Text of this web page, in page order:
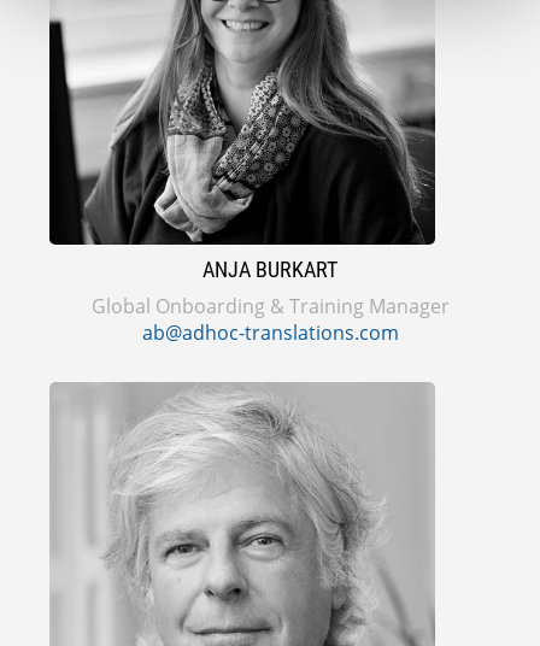
ANJA BURKART
Global Onboarding & Training Manager
ab@adhoc-translations.com